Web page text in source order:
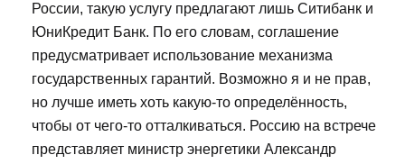
России, такую услугу предлагают лишь Ситибанк и
ЮниКредит Банк. По его словам, соглашение
предусматривает использование механизма
государственных гарантий. Возможно я и не прав,
но лучше иметь хоть какую-то определённость,
чтобы от чего-то отталкиваться. Россию на встрече
представляет министр энергетики Александр